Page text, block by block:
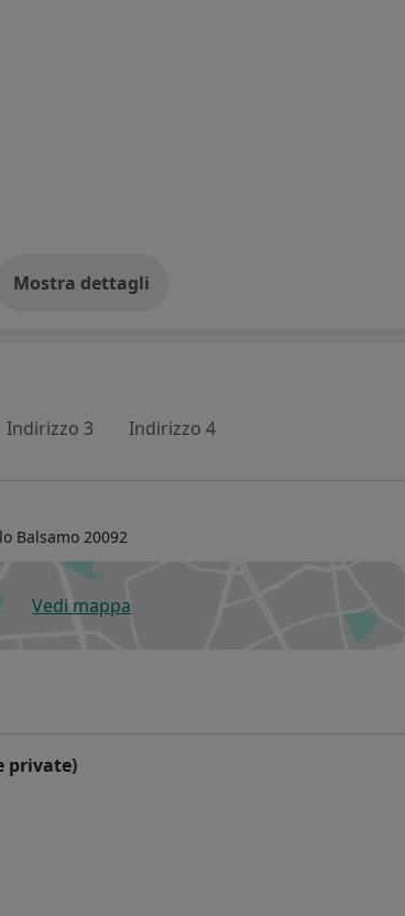
Mostra dettagli
sull'esperienza
Indirizzo 3 Indirizzo 4
Balsamo 20092
Vedi mappasi apre in una nuova scheda
private)